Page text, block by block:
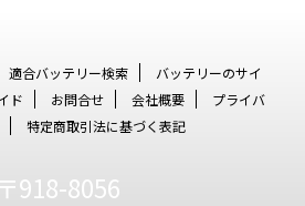
適合バッテリー検索
バッテリーのサイ
ド お問合せ 会社概要
プライバ
特定商取引法に基づく表記
〒918-8056